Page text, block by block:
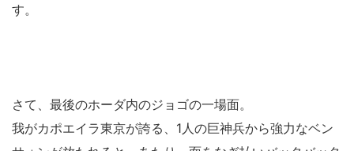
す。
さて、最後のホーダ内のジョゴの一場面。
我がカポエイラ東京が誇る、1人の巨神兵から強力なベン